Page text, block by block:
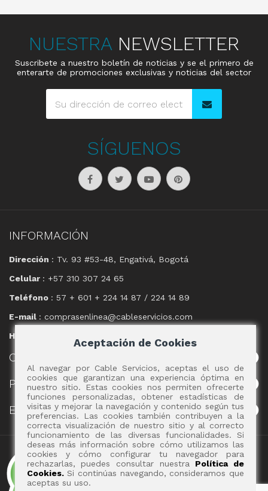
NUESTRA NEWSLETTER
Suscribete a nuestro boletín de noticias y se el primero de
enterarte de promociones exclusivas y noticias del sector
SÍGUENOS
INFORMACIÓN
Dirección : Tv. 93 #53-48, Engativá, Bogotá
Celular : +57 310 307 24 65
Teléfono : 57 + 601 + 224 14 87 / 224 14 89
E-mail : comprasenlinea@cableservicios.com
Horario
CABLE
POLÍTICAS
EVENTOS
Aceptación de Cookies
Al navegar por Cable Servicios, aceptas el uso de
cookies que garantizan una experiencia óptima en
nuestro sitio. Estas cookies nos permiten ofrecerte
funciones personalizadas, obtener estadísticas de
visitas y mejorar la navegación y contenido según tus
preferencias. Las cookies también contribuyen a la
correcta visualización de nuestro sitio y al correcto
funcionamiento de las diversas funcionalidades. Si
deseas más información sobre cómo utilizamos las
cookies y cómo configurar tu navegador para
rechazarlas, puedes consultar nuestra Política de
Cookies.Si continúas navegando, consideramos que
aceptas su uso.
Copyright 2017 - Cable Servicios S.A.